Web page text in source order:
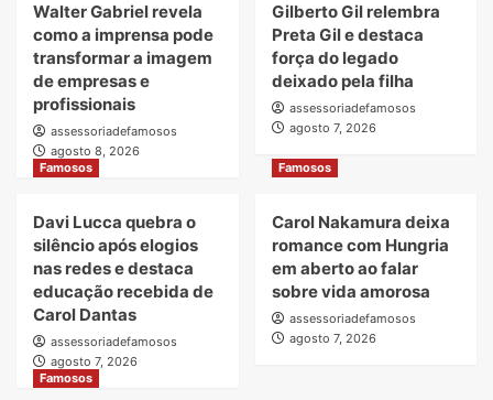
Walter Gabriel revela
como a imprensa pode
transformar a imagem
de empresas e
profissionais
assessoriadefamosos
agosto 8, 2026
Gilberto Gil relembra
Preta Gil e destaca
força do legado
deixado pela filha
assessoriadefamosos
agosto 7, 2026
Famosos
Davi Lucca quebra o
silêncio após elogios
nas redes e destaca
educação recebida de
Carol Dantas
assessoriadefamosos
agosto 7, 2026
Famosos
Carol Nakamura deixa
romance com Hungria
em aberto ao falar
sobre vida amorosa
assessoriadefamosos
agosto 7, 2026
Famosos